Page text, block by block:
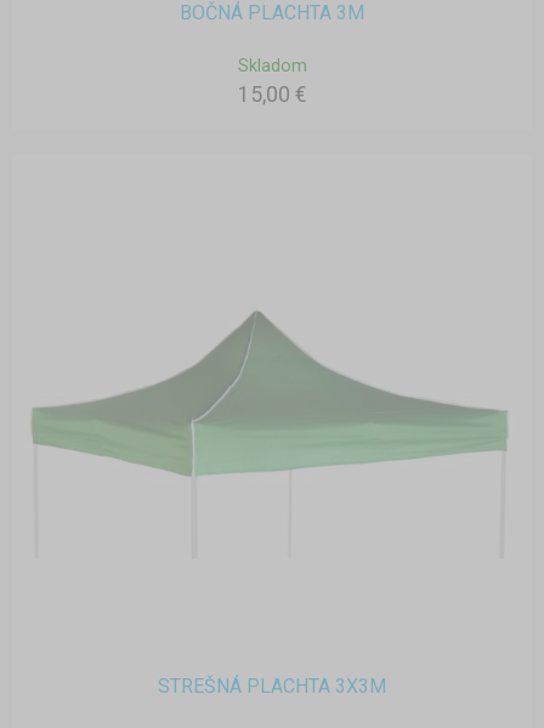
BOČNÁ PLACHTA 3M
Skladom
15,00 €
STREŠNÁ PLACHTA 3X3M